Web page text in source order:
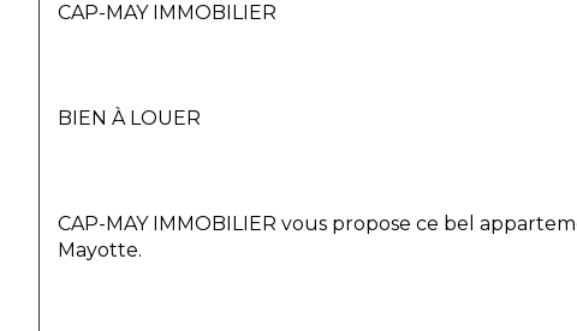
CAP-MAY IMMOBILIER
BIEN À LOUER
CAP-MAY IMMOBILIER vous propose ce bel
Mayotte.